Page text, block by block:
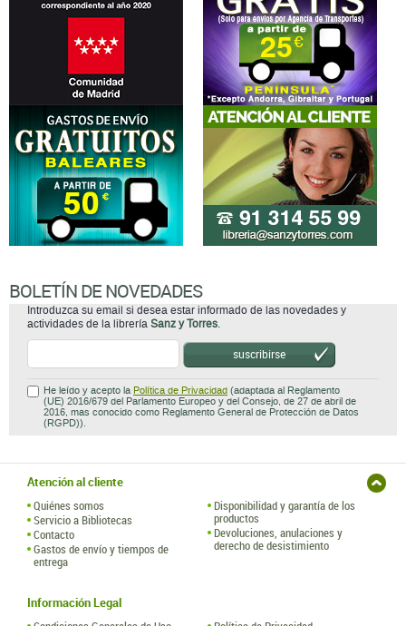
BOLETÍN DE NOVEDADES
Introduzca su email si desea estar informado de las novedades y
actividades de la librería Sanz y Torres.
suscribirse
He leído y acepto la Política de Privacidad (adaptada al Reglamento
(UE) 2016/679 del Parlamento Europeo y del Consejo, de 27 de abril de
2016, mas conocido como Reglamento General de Protección de Datos
(RGPD)).
Atención al cliente
Quiénes somos
Servicio a Bibliotecas
Contacto
Gastos de envío y tiempos de
entrega
Disponibilidad y garantía de los
productos
Devoluciones, anulaciones y
derecho de desistimiento
Información Legal